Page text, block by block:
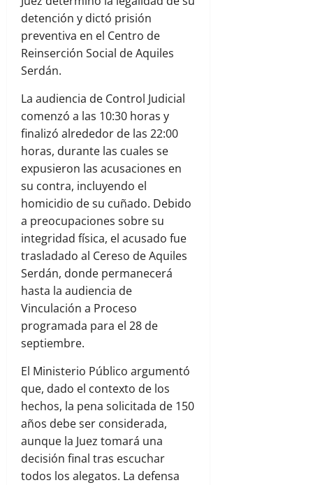
detención y dictó prisión
preventiva en el Centro de
Reinserción Social de Aquiles
Serdán.
La audiencia de Control Judicial
comenzó a las 10:30 horas y
finalizó alrededor de las 22:00
horas, durante las cuales se
expusieron las acusaciones en
su contra, incluyendo el
homicidio de su cuñado. Debido
a preocupaciones sobre su
integridad física, el acusado fue
trasladado al Cereso de Aquiles
Serdán, donde permanecerá
hasta la audiencia de
Vinculación a Proceso
programada para el 28 de
septiembre.
El Ministerio Público argumentó
que, dado el contexto de los
hechos, la pena solicitada de 150
años debe ser considerada,
aunque la Juez tomará una
decisión final tras escuchar
todos los alegatos. La defensa